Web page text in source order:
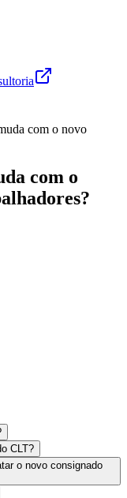
com o novo
com o
CLT?
o novo consignado